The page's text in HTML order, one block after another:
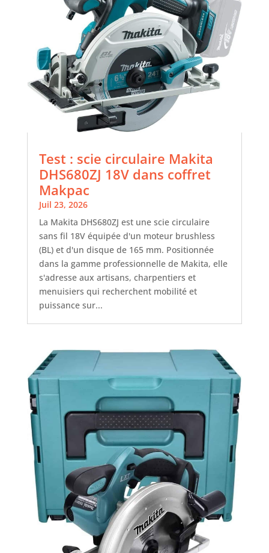
Test : scie circulaire Makita
DHS680ZJ 18V dans coffret
Makpac
Juil 23, 2026
La Makita DHS680ZJ est une scie circulaire
sans fil 18V équipée d'un moteur brushless
(BL) et d'un disque de 165 mm. Positionnée
dans la gamme professionnelle de Makita, elle
s'adresse aux artisans, charpentiers et
menuisiers qui recherchent mobilité et
puissance sur...